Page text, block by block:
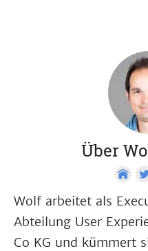
Über
Wolf arbeitet als
Abteilung User
Co KG und kümmert